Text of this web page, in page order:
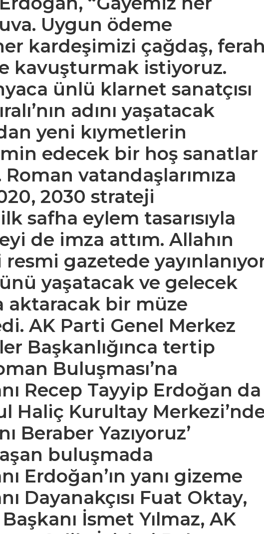
Uygun ödeme
kardeşimizi çağdaş,
kavuşturmak istiyoruz.
ünlü klarnet sanatçısı
adını yaşatacak
yeni kıymetlerin
edecek bir hoş sanatlar
Roman vatandaşlarımıza
2030 strateji
safha eylem tasarısıyla
de imza attım. Allahın
resmi gazetede
yaşatacak ve gelecek
aktaracak bir müze
AK Parti Genel Merkez
Başkanlığınca tertip
Buluşması’na
Recep Tayyip Erdoğan da
Haliç Kurultay
Beraber Yazıyoruz’
buluşmada
Erdoğan’ın yanı gizeme
Dayanakçısı Fuat Oktay,
İsmet Yılmaz, AK